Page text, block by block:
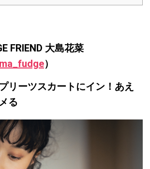
FRIEND 大島花菜
）
リーツスカートにイン！あえ
る